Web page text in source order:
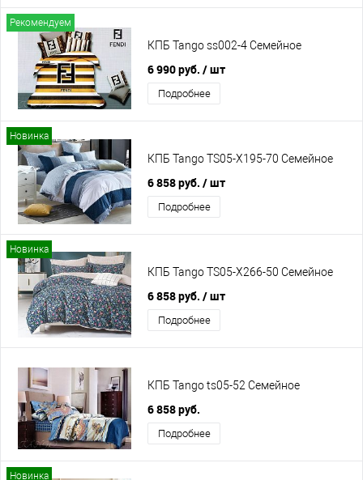
Рекомендуем
КПБ Tango ss002-4 Семейное
6 990 руб. / шт
Подробнее
Новинка
КПБ Tango TS05-X195-70 Семейное
6 858 руб. / шт
Подробнее
Новинка
КПБ Tango TS05-X266-50 Семейное
6 858 руб. / шт
Подробнее
КПБ Tango ts05-52 Семейное
6 858 руб.
Подробнее
Новинка